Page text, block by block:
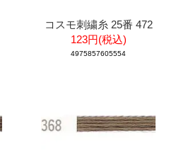
コスモ刺繍糸 25番 472
123円(税込)
4975857605554